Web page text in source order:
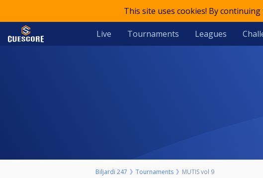
This site uses cookies! By
Live Tournaments Leagues
Biljardi 247 Tournaments MUTIS vol 9